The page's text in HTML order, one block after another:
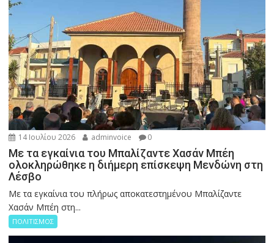
14 Ιουλίου 2026 adminvoice 0
Με τα εγκαίνια του Μπαλίζαντε Χασάν Μπέη
ολοκληρώθηκε η διήμερη επίσκεψη Μενδώνη στη
Λέσβο
Με τα εγκαίνια του πλήρως αποκατεστημένου Μπαλίζαντε
Χασάν Μπέη στη...
ΠΟΛΙΤΙΣΜΟΣ